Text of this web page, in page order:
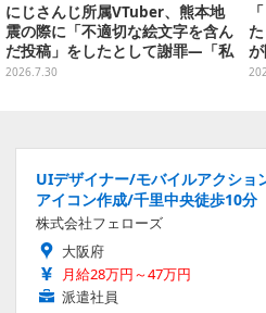
にじさんじ所属VTuber、熊本地
震の際に「不適切な絵文字を含ん
だ投稿」をしたとして謝罪―「私
の認識と確認が至らず…」
2026.7.30
UIデザイナー/モバイルアクショ
アイコン作成/千里中央徒歩10分
株式会社フェローズ
大阪府
月給28万円～47万円
派遣社員